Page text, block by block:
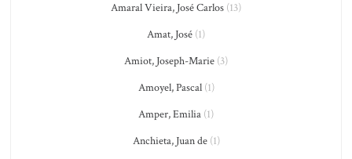
Amaral Vieira, José Carlos (13)
Amat, José (1)
Amiot, Joseph-Marie (3)
Amoyel, Pascal(1)
Amper, Emilia (1)
Anchieta, Juan de(1)